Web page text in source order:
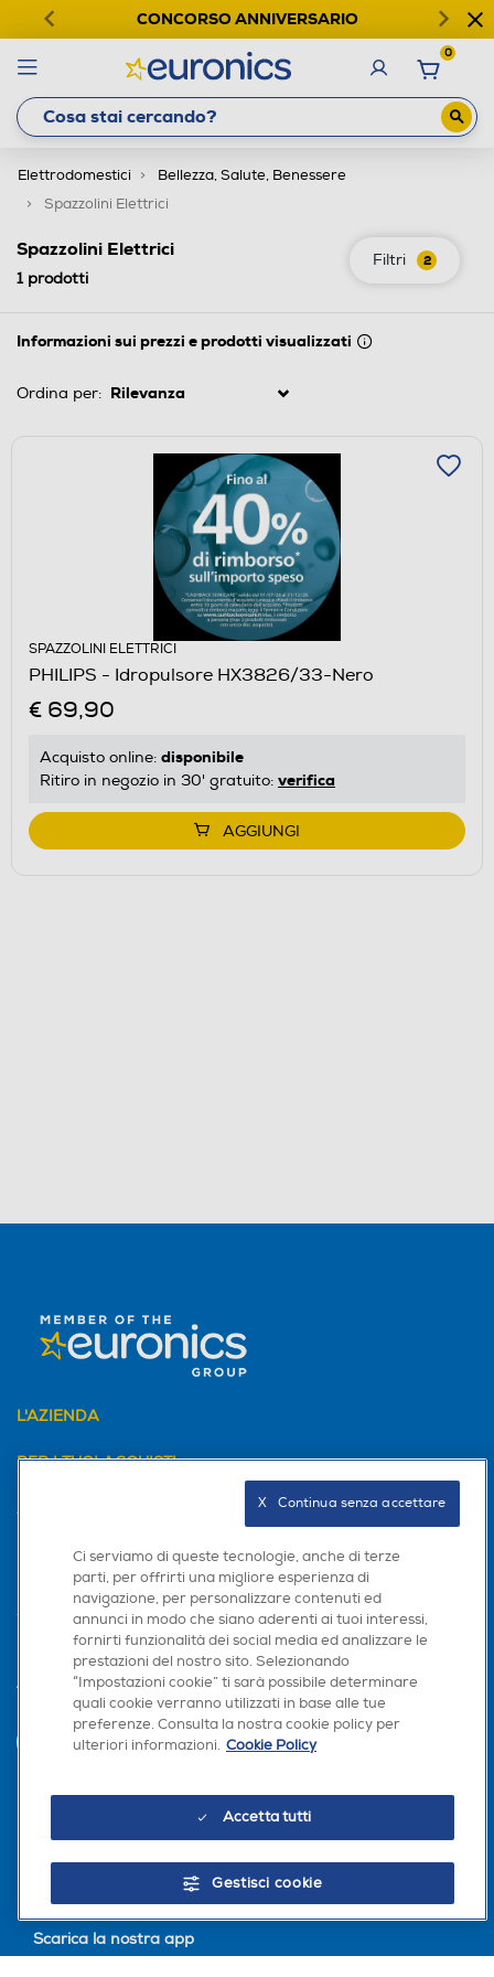
CONCORSO ANNIVERSARIO
0
Elettrodomestici
Bellezza, Salute, Benessere
Spazzolini Elettrici
Filtri 2
Spazzolini Elettrici
1prodotti
Informazioni sui prezzi e prodotti visualizzati
Ordina per:
SPAZZOLINI ELETTRICI
PHILIPS - Idropulsore HX3826/33-Nero
€ 69,90
Acquisto online: disponibile
Ritiro in negozio in 30' gratuito: verifica
AGGIUNGI
L'AZIENDA
PER I TUOI ACQUISTI
AREA CLIENTI
PRIVACY
Trova negozio
Scarica la nostra app
Ci serviamo di queste tecnologie, anche di terze
parti, per offrirti una migliore esperienza di
navigazione, per personalizzare contenuti ed
annunci in modo che siano aderenti ai tuoi interessi,
fornirti funzionalità dei social media ed analizzare le
prestazioni del nostro sito. Selezionando
“Impostazioni cookie” ti sarà possibile determinare
quali cookie verranno utilizzati in base alle tue
preferenze. Consulta la nostra cookie policy per
ulteriori informazioni. Cookie Policy
Accetta tutti
Gestisci cookie
X   Continua senza accettare